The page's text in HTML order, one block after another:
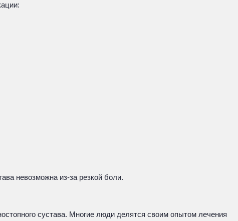
невозможна из-за резкой боли.
сустава. Многие люди делятся своим опытом лечения